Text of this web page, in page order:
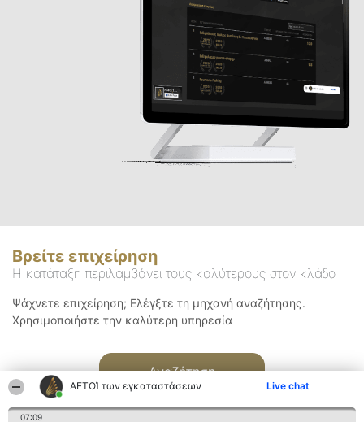
ΑΕΤΟΊ των εγκαταστάσεων Live chat
07:09
Βρείτε επιχείρηση
Η κατάταξη περιλαμβάνει τους καλύτερους στον κλάδο
Ψάχνετε επιχείρηση; Ελέγξτε τη μηχανή αναζήτησης.
Χρησιμοποιήστε την καλύτερη υπηρεσία
Αναζήτηση